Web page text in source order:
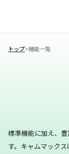
トップ>機能一覧
標準機能に加え、
す。 キャムマック